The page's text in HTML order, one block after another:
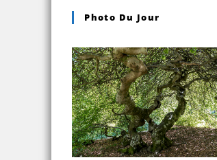
Photo Du Jour